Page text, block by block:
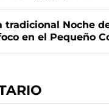
tradicional Noche
en el Pequeño